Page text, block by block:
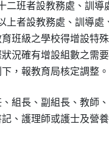
二班者設教務處、訓導
上者設教務處、訓導處
班級之學校得增設特
況確有增設組數之需
，報教育局核定調整。
組長、副組長、教師
、護理師或護士及營養